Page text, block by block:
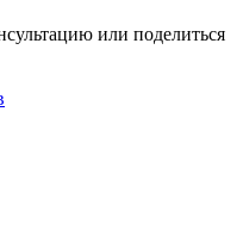
или поделиться